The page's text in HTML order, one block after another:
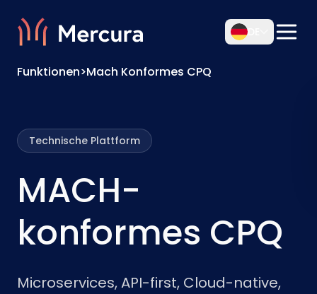
Funktionen>Mach Konformes CPQ
Technische Plattform
MACH-
konformes CPQ
Microservices, API-first, Cloud-native,